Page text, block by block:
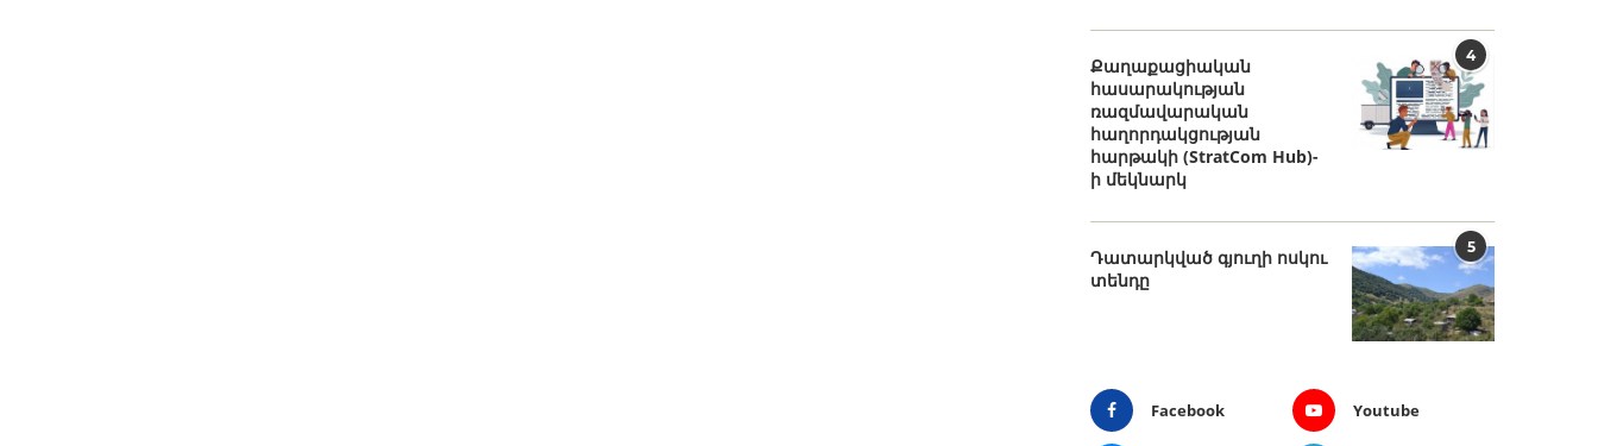
4
Քաղաքացիական
հասարակության
ռազմավարական
հաղորդակցության
հարթակի (StratCom Hub)-
ի մեկնարկ
5
Դատարկված գյուղի ոսկու
տենդը
Facebook Youtube